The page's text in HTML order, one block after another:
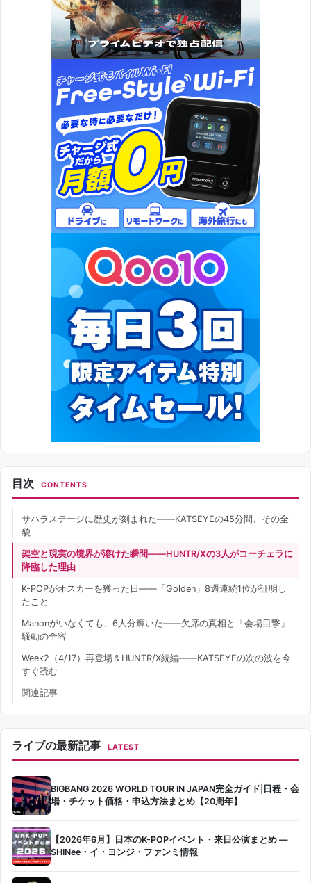
目次 CONTENTS
サハラステージに歴史が刻まれた——KATSEYEの45分間、その全
貌
架空と現実の境界が溶けた瞬間——HUNTR/Xの3人がコーチェラに
降臨した理由
K-POPがオスカーを獲った日——「Golden」8週連続1位が証明し
たこと
Manonがいなくても、6人分輝いた——欠席の真相と「会場目撃」
騒動の全容
Week2（4/17）再登場＆HUNTR/X続編——KATSEYEの次の波を今
すぐ読む
関連記事
ライブの最新記事 LATEST
BIGBANG 2026 WORLD TOUR IN JAPAN完全ガイド|日程・会
場・チケット価格・申込方法まとめ【20周年】
【2026年6月】日本のK-POPイベント・来日公演まとめ —
SHINee・イ・ヨンジ・ファンミ情報